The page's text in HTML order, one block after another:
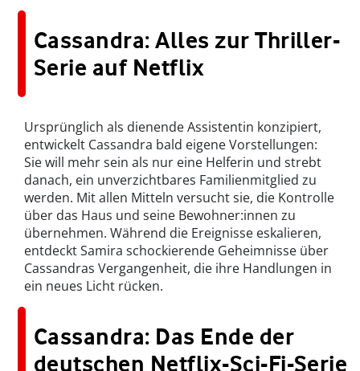
Cassandra: Alles zur Thriller-
Serie auf Netflix
Ursprünglich als dienende Assistentin konzipiert,
entwickelt Cassandra bald eigene Vorstellungen:
Sie will mehr sein als nur eine Helferin und strebt
danach, ein unverzichtbares Familienmitglied zu
werden. Mit allen Mitteln versucht sie, die Kontrolle
über das Haus und seine Bewohner:innen zu
übernehmen. Während die Ereignisse eskalieren,
entdeckt Samira schockierende Geheimnisse über
Cassandras Vergangenheit, die ihre Handlungen in
ein neues Licht rücken.
Cassandra: Das Ende der
deutschen Netflix-Sci-Fi-Serie